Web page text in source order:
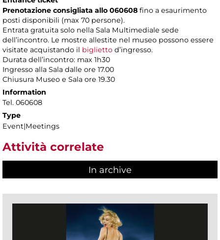
Prenotazione consigliata allo 060608 fino a esaurimento
posti disponibili (max 70 persone).
Entrata gratuita solo nella Sala Multimediale sede
dell’incontro. Le mostre allestite nel museo possono essere
visitate acquistando il biglietto d’ingresso.
Durata dell’incontro: max 1h30
Ingresso alla Sala dalle ore 17.00
Chiusura Museo e Sala ore 19.30
Information
Tel. 060608
Type
Event|Meetings
Attività correlate
In archive